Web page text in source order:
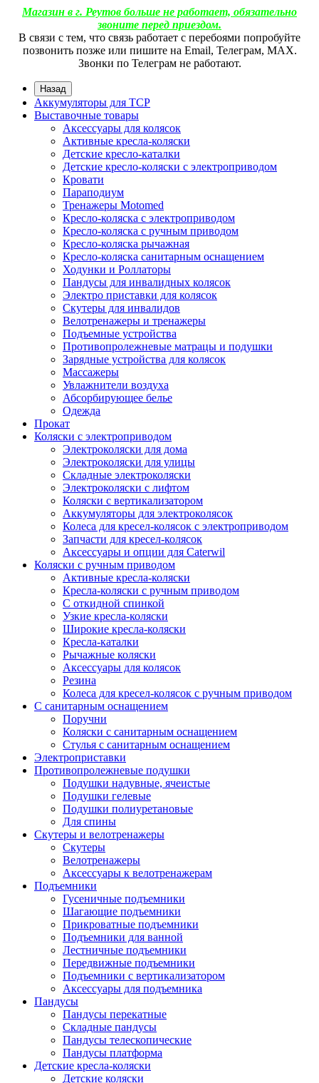
Магазин в г. Реутов больше не работает, обязательно
звоните перед приездом.
В связи с тем, что связь работает с перебоями попробуйте
позвонить позже или пишите на Email, Телеграм, МАХ.
Звонки по Телеграм не работают.
Назад
Аккумуляторы для ТСР
Выставочные товары
Аксессуары для колясок
Активные кресла-коляски
Детские кресло-каталки
Детские кресло-коляски с электроприводом
Кровати
Параподиум
Тренажеры Motomed
Кресло-коляска с электроприводом
Кресло-коляска с ручным приводом
Кресло-коляска рычажная
Кресло-коляска санитарным оснащением
Ходунки и Роллаторы
Пандусы для инвалидных колясок
Электро приставки для колясок
Скутеры для инвалидов
Велотренажеры и тренажеры
Подъемные устройства
Противопролежневые матрацы и подушки
Зарядные устройства для колясок
Массажеры
Увлажнители воздуха
Абсорбирующее белье
Одежда
Прокат
Коляски с электроприводом
Электроколяски для дома
Электроколяски для улицы
Складные электроколяски
Электроколяски с лифтом
Коляски с вертикализатором
Аккумуляторы для электроколясок
Колеса для кресел-колясок с электроприводом
Запчасти для кресел-колясок
Аксессуары и опции для Caterwil
Коляски с ручным приводом
Активные кресла-коляски
Кресла-коляски с ручным приводом
С откидной спинкой
Узкие кресла-коляски
Широкие кресла-коляски
Кресла-каталки
Рычажные коляски
Аксессуары для колясок
Резина
Колеса для кресел-колясок с ручным приводом
С санитарным оснащением
Поручни
Коляски с санитарным оснащением
Стулья с санитарным оснащением
Электроприставки
Противопролежневые подушки
Подушки надувные, ячеистые
Подушки гелевые
Подушки полиуретановые
Для спины
Скутеры и велотренажеры
Скутеры
Велотренажеры
Аксессуары к велотренажерам
Подъемники
Гусеничные подъемники
Шагающие подъемники
Прикроватные подъемники
Подъемники для ванной
Лестничные подъемники
Передвижные подъемники
Подъемники с вертикализатором
Аксессуары для подъемника
Пандусы
Пандусы перекатные
Складные пандусы
Пандусы телескопические
Пандусы платформа
Детские кресла-коляски
Детские коляски